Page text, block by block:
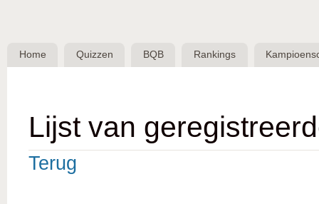
Belgische
QuizBond
Home Quizzen BQB Rankings
Lijst van
Terug